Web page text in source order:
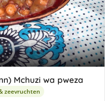
Mchuzi wa pweza
zeevruchten